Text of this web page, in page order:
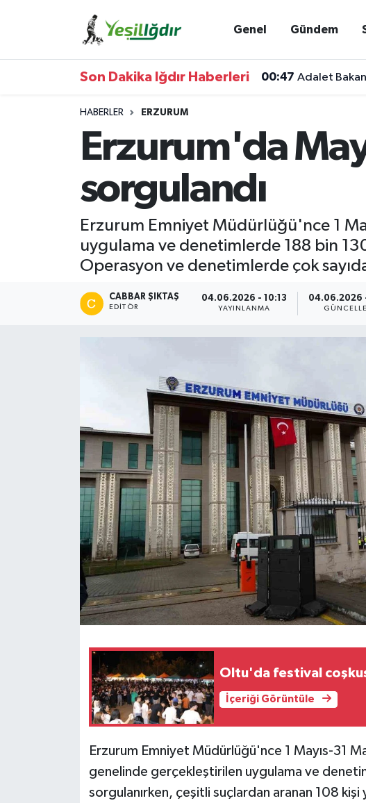
Genel Gündem
Son Dakika Iğdır Haberleri 00:47 Adalet
HABERLER ERZURUM
Erzurum'da
sorgulandı
Erzurum Emniyet Müdürlüğü'nce 1
uygulama ve denetimlerde 188 bin
Operasyon ve denetimlerde çok
CABBAR ŞIKTAŞ
EDITÖR
04.06.2026 - 10:13
YAYINLANMA
04.06.2026
Oltu'da festival
İçeriği Görüntüle
Erzurum Emniyet Müdürlüğü'nce 1 Mayıs-31
genelinde gerçekleştirilen uygulama ve
sorgulanırken, çeşitli suçlardan aranan 108 kişi
Iğdır Trafik Yoğunluk Haritası
Süper Lig Puan Durumu ve Fikstür
Tüm Manşetler
Son Dakika Haberleri
Haber Arşivi